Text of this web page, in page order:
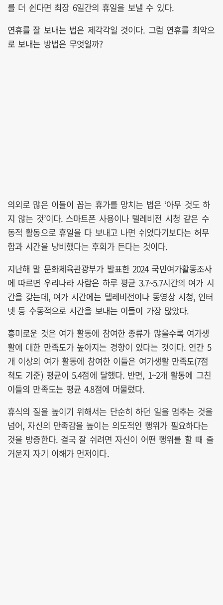
를 더 쉰다면 최장 6일간의 휴일을 보낼 수 있다.
연휴를 잘 보내는 법은 제각각일 것이다. 그럼 연휴를 최악으
로 보내는 방법은 무엇일까?
의외로 많은 이들이 꼽는 휴가를 망치는 법은 ‘아무 것도 하
지 않는 것’이다. 스마트폰 사용이나 텔레비전 시청 같은 수
동적 활동으로 휴일을 다 보내고 나면 쉬었다기보다는 허무
함과 시간을 낭비했다는 후회가 든다는 것이다.
지난해 말 문화체육관광부가 발표한 2024 국민여가활동조사
에 따르면 우리나라 사람은 하루 평균 3.7~5.7시간의 여가 시
간을 갖는데, 여가 시간에는 텔레비전이나 동영상 시청, 인터
넷 등 수동적으로 시간을 보내는 이들이 가장 많았다.
흥미로운 것은 여가 활동에 참여한 종류가 많을수록 여가생
활에 대한 만족도가 높아지는 경향이 있다는 것이다. 연간 5
개 이상의 여가 활동에 참여한 이들은 여가생활 만족도(7점
척도 기준) 평균이 5.4점에 달했다. 반면, 1~2개 활동에 그친
이들의 만족도는 평균 4.8점에 머물렀다.
휴식의 질을 높이기 위해서는 단순히 하던 일을 멈추는 것을
넘어, 자신의 만족감을 높이는 의도적인 행위가 필요하다는
것을 방증한다. 결국 잘 쉬려면 자신이 어떤 행위를 할 때 즐
거운지 자기 이해가 먼저이다.